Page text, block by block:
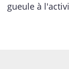
gueule à